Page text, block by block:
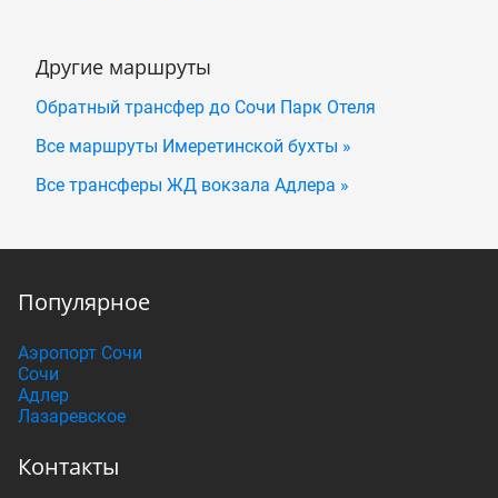
Другие маршруты
Обратный трансфер до Сочи Парк Отеля
Все маршруты Имеретинской бухты »
Все трансферы ЖД вокзала Адлера »
Популярное
Аэропорт Сочи
Сочи
Адлер
Лазаревское
Контакты